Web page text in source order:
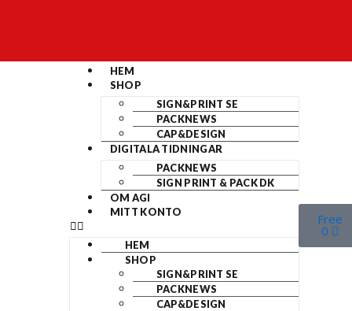
HEM
SHOP
SIGN&PRINT SE
PACKNEWS
CAP&DESIGN
DIGITALA TIDNINGAR
PACKNEWS
SIGN PRINT & PACK DK
OM AGI
MITT KONTO
HEM
SHOP
SIGN&PRINT SE
PACKNEWS
CAP&DESIGN
Free
0